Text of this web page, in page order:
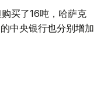
买了16吨，哈萨克
中央银行也分别增加